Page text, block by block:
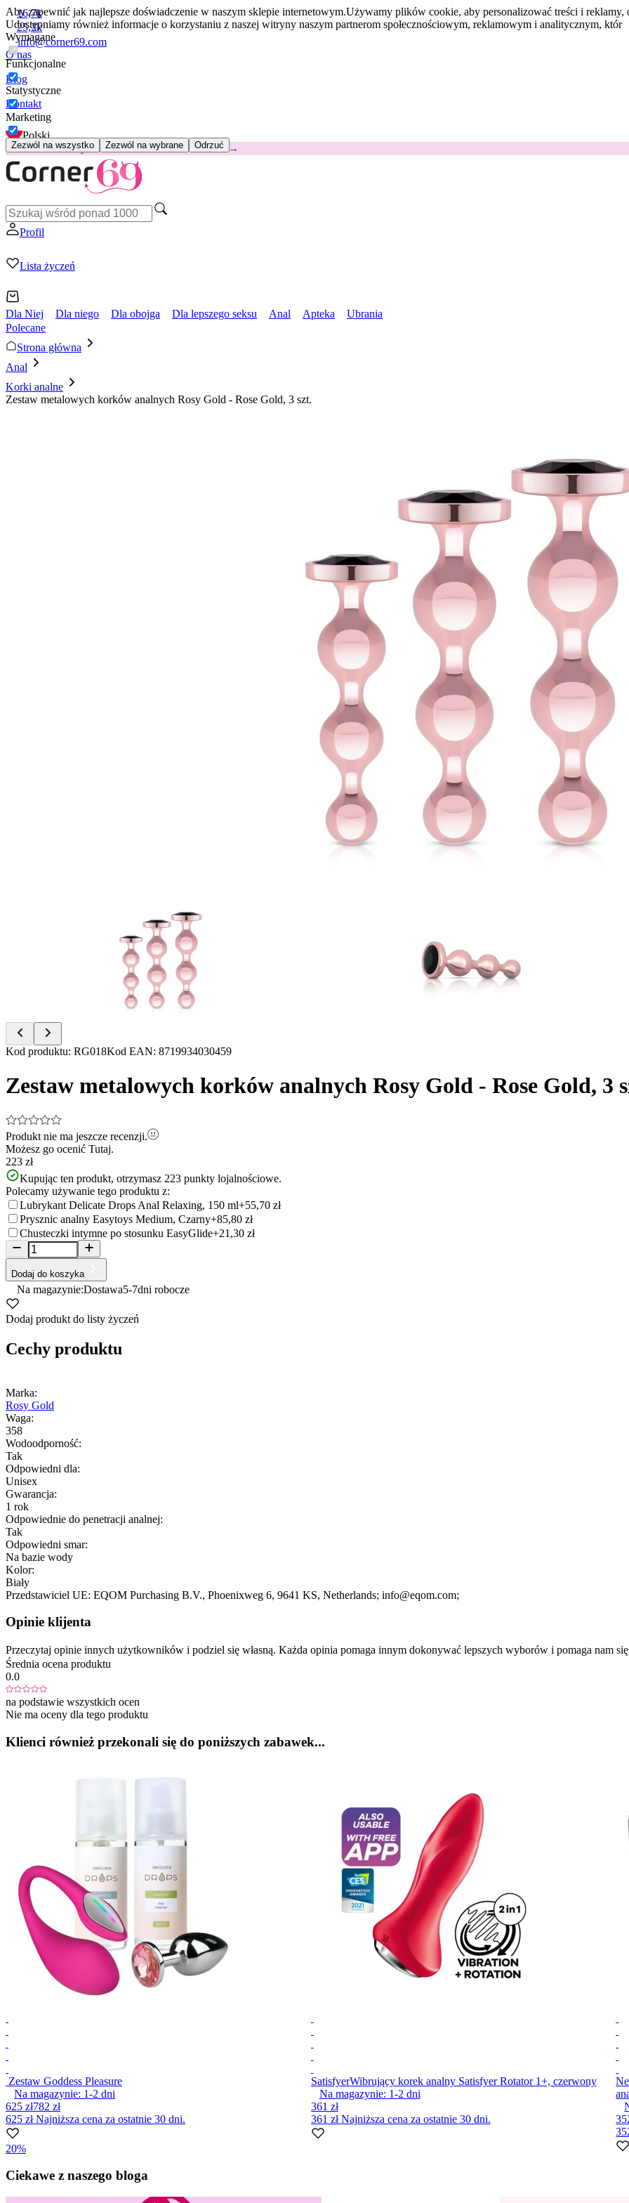
Aby zapewnić jak najlepsze doświadczenie w naszym sklepie internetowym.Używamy plików cookie, aby personalizować treści i reklamy,
Udostępniamy również informacje o korzystaniu z naszej witryny naszym partnerom społecznościowym, reklamowym i analitycznym, któr
Wymagane
Funkcjonalne
Statystyczne
Marketing
Zezwól na wszystko Zezwól na wybrane Odrzuć
16,7k
25,2k
info@corner69.com
O nas
Blog
Kontakt
Polski
😽Svakom Klitty: 65 zł TANIEJKod: KLITTY →
Profil
Lista życzeń
Dla Niej Dla niego Dla obojga Dla lepszego seksu Anal Apteka
Ubrania
Polecane
Strona główna
Anal
Korki analne
Zestaw metalowych korków analnych Rosy Gold - Rose Gold, 3 szt.
Item
of
9
Kod produktu: RG018Kod EAN: 8719934030459
Zestaw metalowych korków analnych Rosy Gold - Rose Gold, 3
Produkt nie ma jeszcze recenzji.
Możesz go ocenić Tutaj.
223 zł
Kupując ten produkt, otrzymasz 223 punkty lojalnościowe.
Polecamy używanie tego produktu z:
Lubrykant Delicate Drops Anal Relaxing, 150 ml+55,70 zł
Prysznic analny Easytoys Medium, Czarny+85,80 zł
Chusteczki intymne po stosunku EasyGlide+21,30 zł
Dodaj do koszyka
Na magazynie:Dostawa5-7dni robocze
Dodaj produkt do listy życzeń
Cechy produktu
Marka:
Rosy Gold
Waga:
358
Wodoodporność:
Tak
Odpowiedni dla:
Unisex
Gwarancja:
1 rok
Odpowiednie do penetracji analnej:
Tak
Odpowiedni smar:
Na bazie wody
Kolor:
Biały
Przedstawiciel UE: EQOM Purchasing B.V., Phoenixweg 6, 9641 KS, Netherlands; info@eqom.com;
Opinie klijenta
Przeczytaj opinie innych użytkowników i podziel się własną. Każda opinia pomaga innym dokonywać lepszych wyborów i pomaga nam
Średnia ocena produktu
0.0
na podstawie wszystkich ocen
Nie ma oceny dla tego produktu
Klienci również przekonali się do poniższych zabawek...
Zestaw Goddess Pleasure
Na magazynie: 1-2 dni
625 zł782 zł
625 złNajniższa cena za ostatnie 30 dni.
20%
SatisfyerWibrujący korek analny Satisfyer Rotator 1+, czerwony
Na magazynie: 1-2 dni
361 zł
361 złNajniższa cena za ostatnie 30 dni.
1
10
Ciekawe z naszego bloga